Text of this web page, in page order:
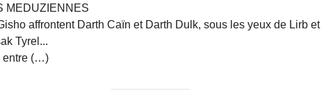
MEDUZIENNES
affrontent Darth Caïn et Darth Dulk, sous les yeux de Lirb et
Tyrel...
entre (…)